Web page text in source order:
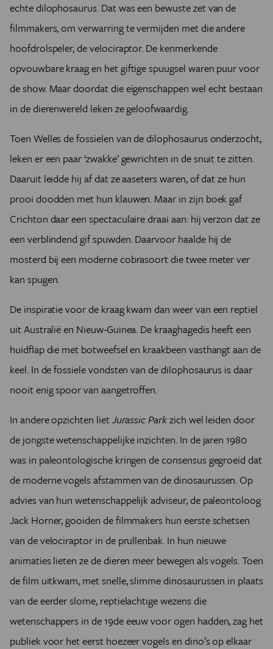
echte dilophosaurus. Dat was een bewuste zet van de
filmmakers, om verwarring te vermijden met die andere
hoofdrolspeler, de velociraptor. De kenmerkende
opvouwbare kraag en het giftige spuugsel waren puur voor
de show. Maar doordat die eigenschappen wel echt bestaan
in de dierenwereld leken ze geloofwaardig.
Toen Welles de fossielen van de dilophosaurus onderzocht,
leken er een paar ‘zwakke’ gewrichten in de snuit te zitten.
Daaruit leidde hij af dat ze aaseters waren, of dat ze hun
prooi doodden met hun klauwen. Maar in zijn boek gaf
Crichton daar een spectaculaire draai aan: hij verzon dat ze
een verblindend gif spuwden. Daarvoor haalde hij de
mosterd bij een moderne cobrasoort die twee meter ver
kan spugen.
De inspiratie voor de kraag kwam dan weer van een reptiel
uit Australië en Nieuw-Guinea. De kraaghagedis heeft een
huidflap die met botweefsel en kraakbeen vasthangt aan de
keel. In de fossiele vondsten van de dilophosaurus is daar
nooit enig spoor van aangetroffen.
In andere opzichten lietJurassic Parkzich wel leiden door
de jongste wetenschappelijke inzichten. In de jaren 1980
was in paleontologische kringen de consensus gegroeid dat
de moderne vogels afstammen van de dinosaurussen. Op
advies van hun wetenschappelijk adviseur, de paleontoloog
Jack Horner, gooiden de filmmakers hun eerste schetsen
van de velociraptor in de prullenbak. In hun nieuwe
animaties lieten ze de dieren meer bewegen als vogels. Toen
de film uitkwam, met snelle, slimme dinosaurussen in plaats
van de eerder slome, reptielachtige wezens die
wetenschappers in de 19de eeuw voor ogen hadden, zag het
publiek voor het eerst hoezeer vogels en dino’s op elkaar